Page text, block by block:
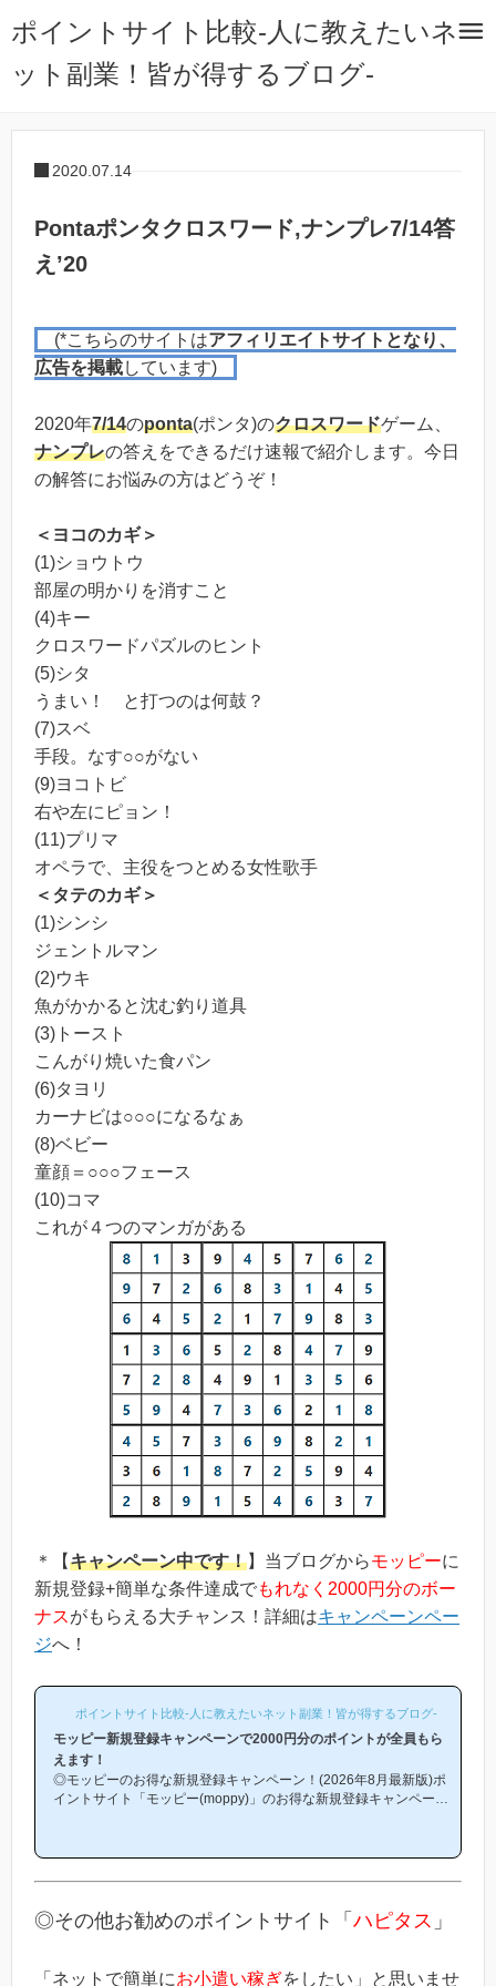
ポイントサイト比較-人に教えたいネ
ット副業！皆が得するブログ-
2020.07.14
Pontaポンタクロスワード,ナンプレ7/14答
え’20
(*こちらのサイトはアフィリエイトサイトとなり、
広告を掲載しています)
2020年7/14のponta(ポンタ)のクロスワードゲーム、
ナンプレの答えをできるだけ速報で紹介します。今日
の解答にお悩みの方はどうぞ！
＜ヨコのカギ＞
(1)ショウトウ
部屋の明かりを消すこと
(4)キー
クロスワードパズルのヒント
(5)シタ
うまい！ と打つのは何鼓？
(7)スベ
手段。なす○○がない
(9)ヨコトビ
右や左にピョン！
(11)プリマ
オペラで、主役をつとめる女性歌手
＜タテのカギ＞
(1)シンシ
ジェントルマン
(2)ウキ
魚がかかると沈む釣り道具
(3)トースト
こんがり焼いた食パン
(6)タヨリ
カーナビは○○○になるなぁ
(8)ベビー
童顔＝○○○フェース
(10)コマ
これが４つのマンガがある
＊【キャンペーン中です！】当ブログからモッピーに
新規登録+簡単な条件達成でもれなく2000円分のボー
ナスがもらえる大チャンス！詳細はキャンペーンペー
ジへ！
ポイントサイト比較-人に教えたいネット副業！皆が得するブログ-
モッピー新規登録キャンペーンで2000円分のポイントが全員もら
えます！
◎モッピーのお得な新規登録キャンペーン！(2026年8月最新版)ポ
イントサイト「モッピー(moppy)」のお得な新規登録キャンペーン
はあるの？」という方は必見です！モッピー新規登録キャンペーン
る」という、シンプルなものです。(*ちなみに「2000円分のボー
ナス」というのは過去のキ...
◎その他お勧めのポイントサイト「 ハピタス 」
「ネットで簡単にお小遣い稼ぎをしたい」と思いませ